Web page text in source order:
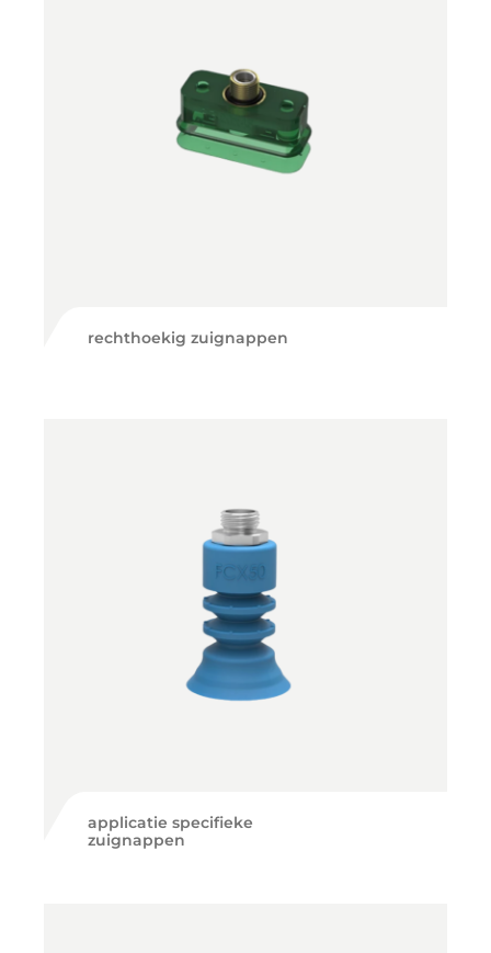
rechthoekig zuignappen
applicatie specifieke
zuignappen